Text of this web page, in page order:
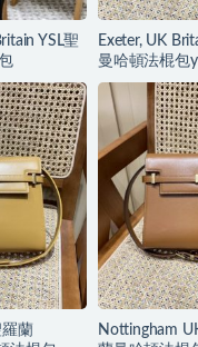
YSL聖
Exeter, UK
曼哈頓法棍包
蘭
Nottingham